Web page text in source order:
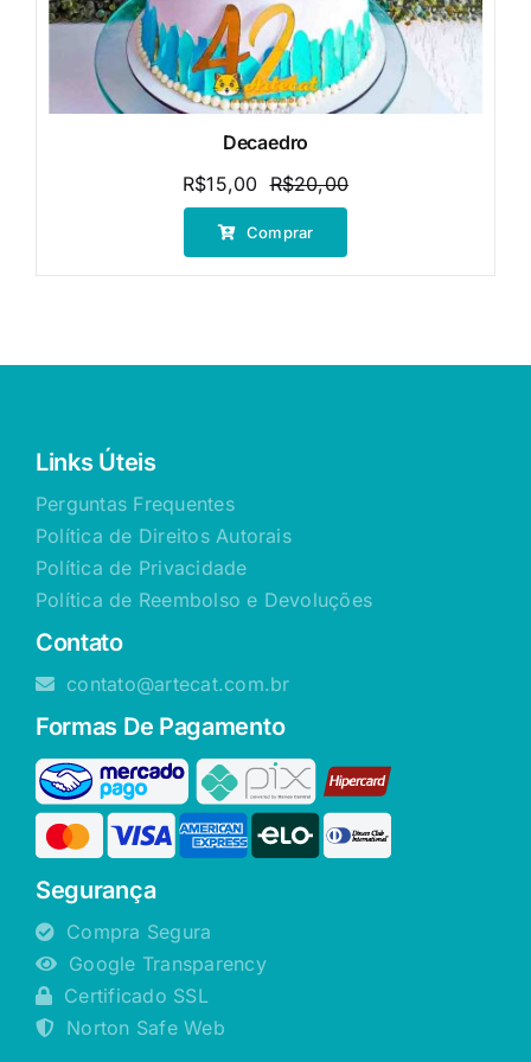
Decaedro
R$20,00O
preço
R$15,00
O
preço
Comprar
Links Úteis
Perguntas Frequentes
Política de Direitos Autorais
Política de Privacidade
Política de Reembolso e Devoluções
Contato
contato@artecat.com.br
Formas De Pagamento
Segurança
Compra Segura
Google Transparency
Certificado SSL
Norton Safe Web